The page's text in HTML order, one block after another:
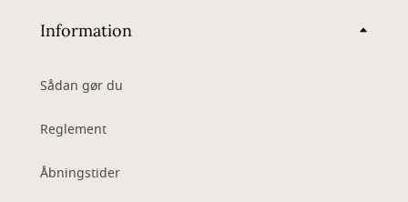
Information
Sådan gør du
Reglement
Åbningstider